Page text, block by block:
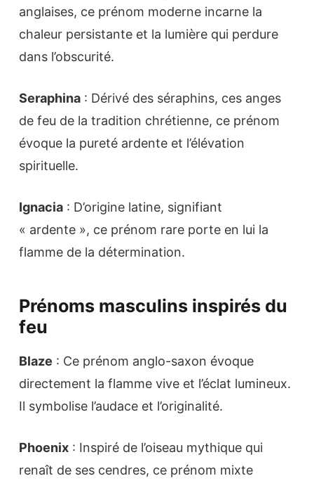
anglaises, ce prénom moderne incarne la
chaleur persistante et la lumière qui perdure
dans l’obscurité.
Seraphina : Dérivé des séraphins, ces anges
de feu de la tradition chrétienne, ce prénom
évoque la pureté ardente et l’élévation
spirituelle.
Ignacia : D’origine latine, signifiant
« ardente », ce prénom rare porte en lui la
flamme de la détermination.
Prénoms masculins inspirés du
feu
Blaze : Ce prénom anglo-saxon évoque
directement la flamme vive et l’éclat lumineux.
Il symbolise l’audace et l’originalité.
Phoenix : Inspiré de l’oiseau mythique qui
renaît de ses cendres, ce prénom mixte